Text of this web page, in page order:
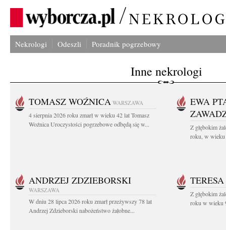
Nekrologi Odeszli Poradnik pogrzebowy
Inne nekrologi
TOMASZ WOŹNICA WARSZAWA
4 sierpnia 2026 roku zmarł w wieku 42 lat Tomasz
Woźnica Uroczystości pogrzebowe odbędą się w...
EWA
Z głębokim
roku, w wieku
ANDRZEJ ZDZIEBORSKI
WARSZAWA
W dniu 28 lipca 2026 roku zmarł przeżywszy 78 lat
Andrzej Zdzieborski nabożeństwo żałobne...
Z głębokim
roku w wieku